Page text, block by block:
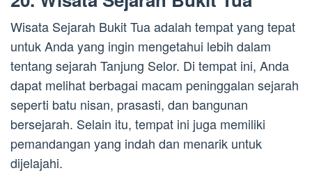
Wisata Sejarah Bukit Tua adalah tempat yang tepat
untuk Anda yang ingin mengetahui lebih dalam
tentang sejarah Tanjung Selor. Di tempat ini, Anda
dapat melihat berbagai macam peninggalan sejarah
seperti batu nisan, prasasti, dan bangunan
bersejarah. Selain itu, tempat ini juga memiliki
pemandangan yang indah dan menarik untuk
dijelajahi.